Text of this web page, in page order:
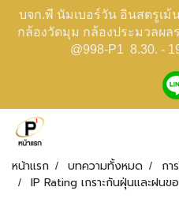
บจก.พี นัมเบอร์วัน อินสตรูเม้
กล้องวัดมุม กล้องประมวลผ
@998-P1 8.30. -
หน้าแรก บทความทั้งหมด
กา
IP Rating เกราะกันฝุ่นและฝนข